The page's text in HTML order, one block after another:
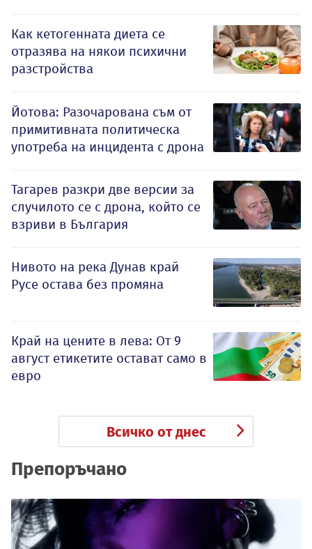
Как кетогенната диета се
отразява на някои психични
разстройства
Йотова: Разочарована съм от
примитивната политическа
употреба на инцидента с дрона
Тагарев разкри две версии за
случилото се с дрона, който се
взриви в България
Нивото на река Дунав край
Русе остава без промяна
Край на цените в лева: От 9
август етикетите остават само в
евро
Всичко от днес
Препоръчано